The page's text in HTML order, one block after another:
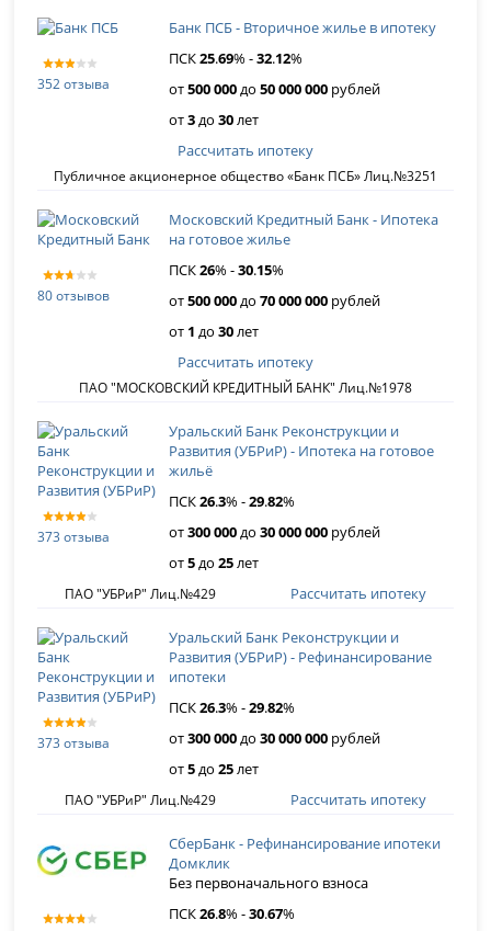
352 отзыва
Банк ПСБ - Вторичное жилье в ипотеку
ПСК25.69% -32.12%
от500 000до50 000 000 рублей
от3до30лет
Публичное акционерное общество «Банк ПСБ» Лиц.№3251
Рассчитать ипотеку
80 отзывов
Московский Кредитный Банк - Ипотека
на готовое жилье
ПСК26% -30.15%
от500 000до70 000 000 рублей
от 1 до30лет
ПАО "МОСКОВСКИЙ КРЕДИТНЫЙ БАНК" Лиц.№1978
Рассчитать ипотеку
373 отзыва
Уральский Банк Реконструкции и
Развития (УБРиР) - Ипотека на готовое
жильё
ПСК26.3% -29.82%
от300 000до30 000 000 рублей
от5до25лет
ПАО "УБРиР" Лиц.№429 Рассчитать ипотеку
373 отзыва
Уральский Банк Реконструкции и
Развития (УБРиР) - Рефинансирование
ипотеки
ПСК26.3% -29.82%
от300 000до30 000 000 рублей
от5до25лет
ПАО "УБРиР" Лиц.№429 Рассчитать ипотеку
СберБанк - Рефинансирование ипотеки
Домклик
Без первоначального взноса
ПСК26.8% -30.67%